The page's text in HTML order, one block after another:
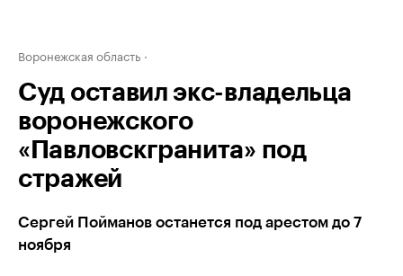
Воронежская область
Суд оставил экс-владельца
воронежского
«Павловскгранита» под
стражей
Сергей Пойманов останется под арестом до 7
ноября